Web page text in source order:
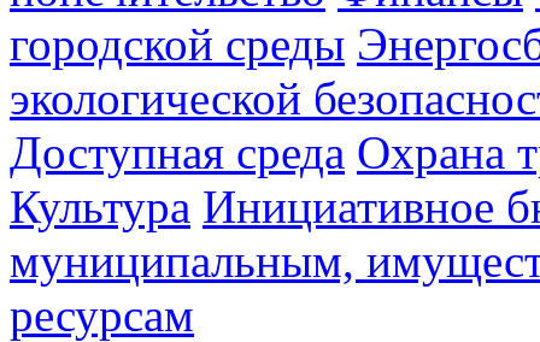
городской среды
экологической
Доступная среда Охрана
Культура Инициативное
муниципальным,
ресурсам